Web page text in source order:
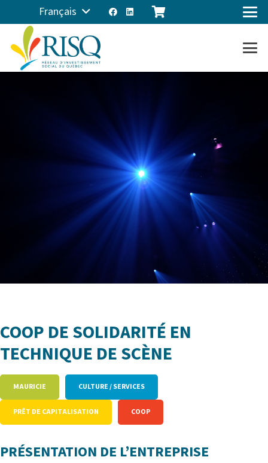
Français
COOP DE SOLIDARITÉ EN
TECHNIQUE DE SCÈNE
MAURICIE CULTURE / SERVICES
PRÊT DE CAPITALISATION COOP
PRÉSENTATION DE L’ENTREPRISE